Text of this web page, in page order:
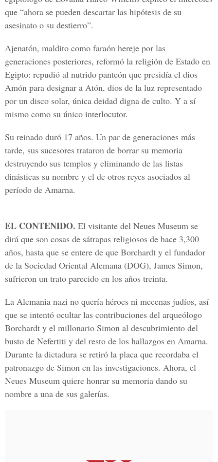
que “ahora se pueden descartar las hipótesis de su
asesinato o su destierro”.
Ajenatón, maldito como faraón hereje por las
generaciones posteriores, reformó la religión de Estado en
Egipto: repudió al nutrido panteón que presidía el dios
Amón para designar a Atón, dios de la luz representado
por un disco solar, única deidad digna de culto. Y a sí
mismo como su único interlocutor.
Su reinado duró 17 años. Un par de generaciones más
tarde, sus sucesores trataron de borrar su memoria
destruyendo sus templos y eliminando de las listas
dinásticas su nombre y el de otros reyes asociados al
período de Amarna.
EL CONTENIDO. El visitante del Neues Museum se
dirá que son cosas de sátrapas religiosos de hace 3,300
años, hasta que se entere de que Borchardt y el fundador
de la Sociedad Oriental Alemana (DOG), James Simon,
sufrieron un trato parecido en los años treinta.
La Alemania nazi no quería héroes ni mecenas judíos, así
que se intentó ocultar las contribuciones del arqueólogo
Borchardt y el millonario Simon al descubrimiento del
busto de Nefertiti y del resto de los hallazgos en Amarna.
Durante la dictadura se retiró la placa que recordaba el
patronazgo de Simon en las investigaciones. Ahora, el
Neues Museum quiere honrar su memoria dando su
nombre a una de sus galerías.